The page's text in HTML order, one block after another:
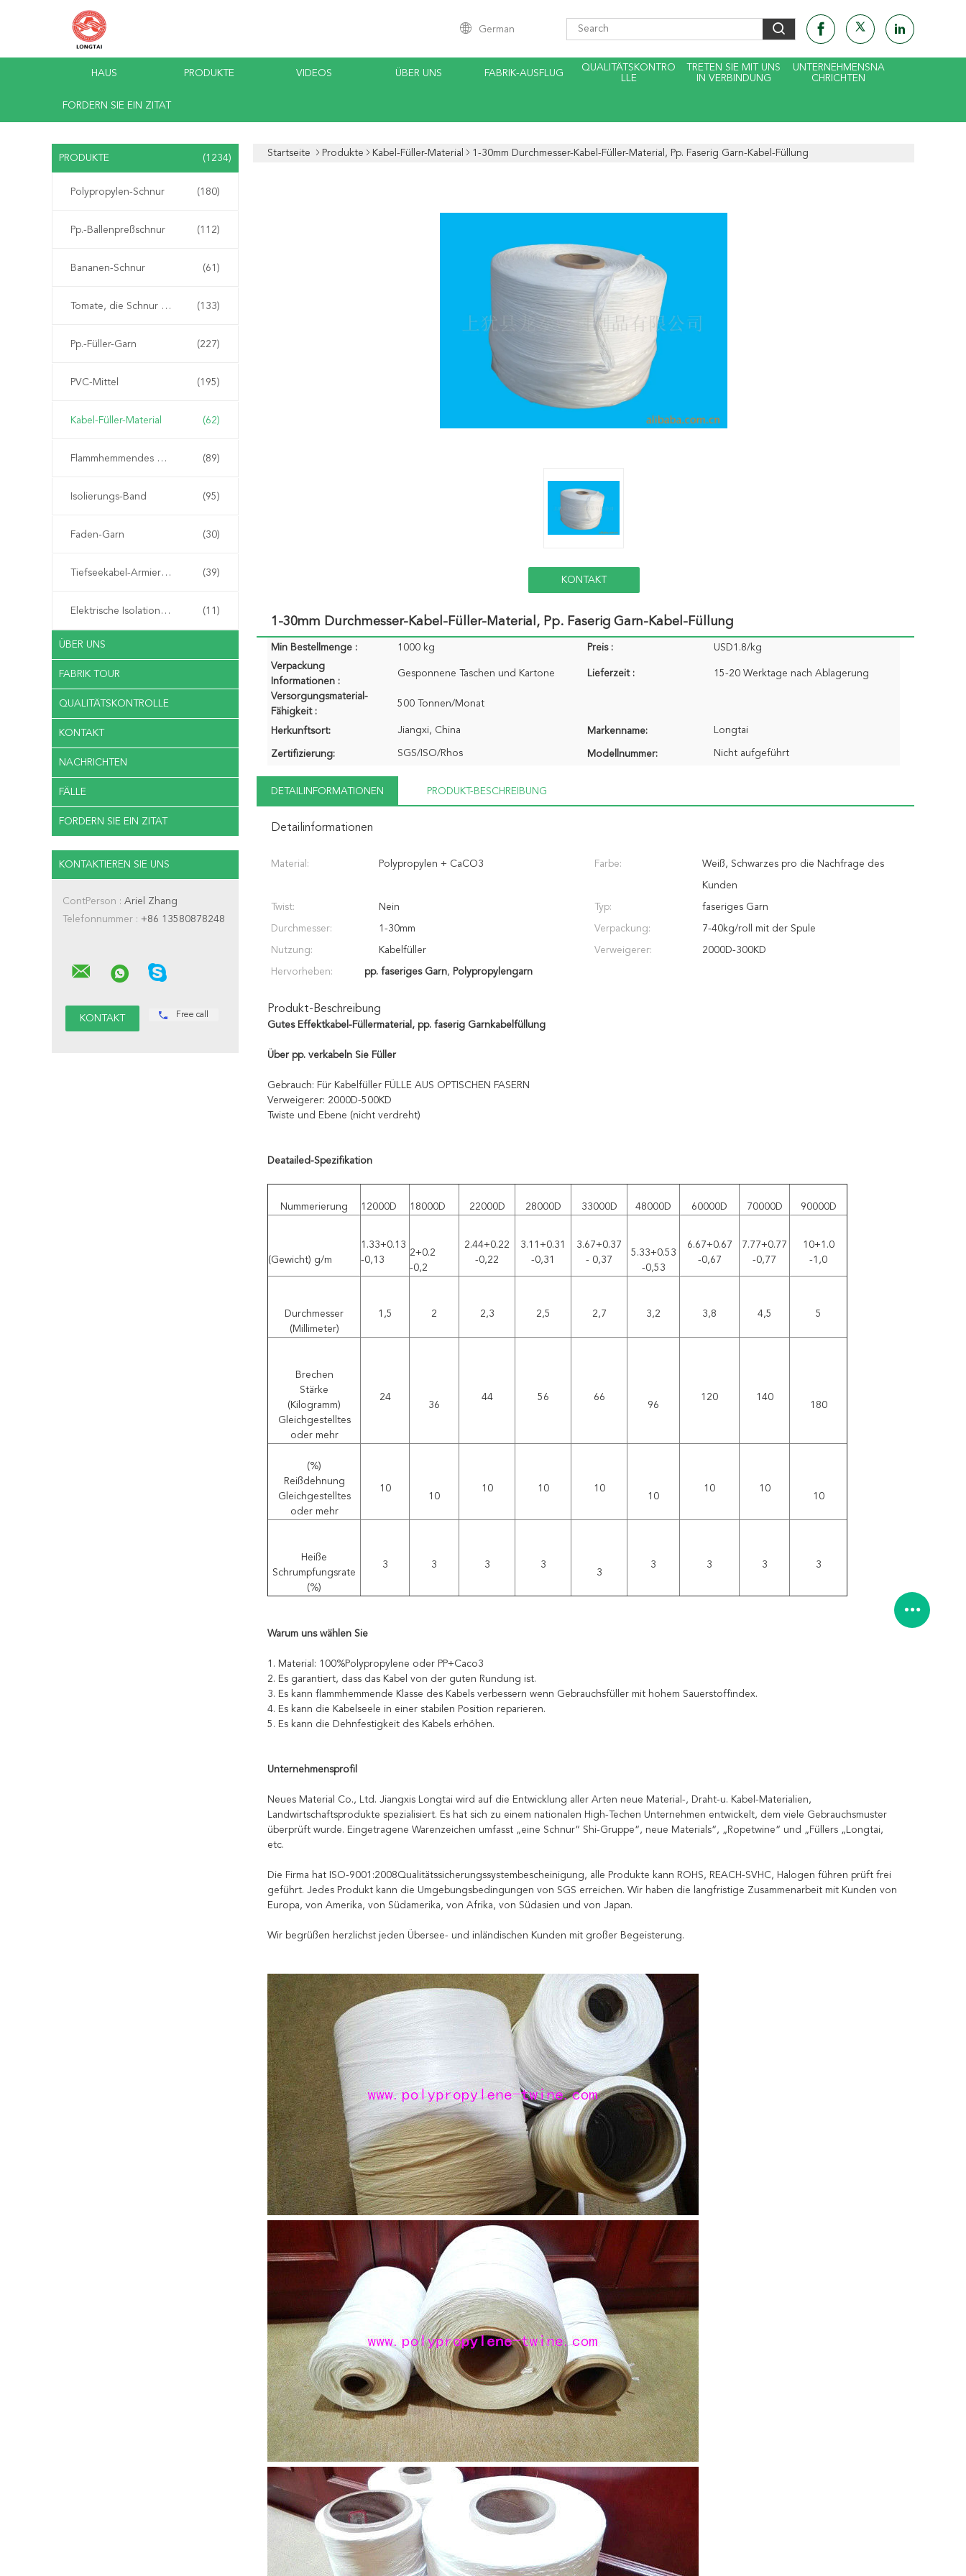
German
HAUS PRODUKTE VIDEOS ÜBER UNS FABRIK-AUSFLUG
QUALITÄTSKONTRO
LLE
TRETEN SIE MIT UNS
IN VERBINDUNG
UNTERNEHMENSNA
CHRICHTEN
FORDERN SIE EIN ZITAT
PRODUKTE (1234)
Polypropylen-Schnur (180)
Pp.-Ballenpreßschnur (112)
Bananen-Schnur (61)
Tomate, die Schnur bindet (133)
Pp.-Füller-Garn (227)
PVC-Mittel (195)
Kabel-Füller-Material (62)
Flammhemmendes Material (89)
Isolierungs-Band (95)
Faden-Garn (30)
Tiefseekabel-Armierungs-Schnur (39)
Elektrische Isolationspapier (11)
ÜBER UNS
FABRIK TOUR
QUALITÄTSKONTROLLE
KONTAKT
NACHRICHTEN
FÄLLE
FORDERN SIE EIN ZITAT
KONTAKTIEREN SIE UNS
ContPerson : Ariel Zhang
Telefonnummer : +86 13580878248
Free call
Startseite Produkte Kabel-Füller-Material 1-30mm Durchmesser-Kabel-Füller-Material, Pp. Faserig Garn-Kabel-Füllung
KONTAKT
1-30mm Durchmesser-Kabel-Füller-Material, Pp. Faserig Garn-Kabel-Füllung
Min Bestellmenge : 1000 kg Preis :
USD1.8/kg
Verpackung
Informationen :
Gesponnene Taschen und Kartone Lieferzeit : 15-20 Werktage nach Ablagerung
Versorgungsmaterial-
Fähigkeit :
500 Tonnen/Monat
Herkunftsort: Jiangxi, China Markenname: Longtai
Zertifizierung: SGS/ISO/Rhos Modellnummer: Nicht aufgeführt
DETAILINFORMATIONEN PRODUKT-BESCHREIBUNG
Detailinformationen
Material: Polypropylen + CaCO3 Farbe: Weiß, Schwarzes pro die Nachfrage des
Kunden
Twist: Nein Typ: faseriges Garn
Durchmesser: 1-30mm Verpackung: 7-40kg/roll mit der Spule
Nutzung: Kabelfüller Verweigerer: 2000D-300KD
Hervorheben: pp. faseriges Garn, Polypropylengarn
Produkt-Beschreibung
Gutes Effektkabel-Füllermaterial, pp. faserig Garnkabelfüllung
Über pp. verkabeln Sie Füller
Gebrauch: Für Kabelfüller FÜLLE AUS OPTISCHEN FASERN
Verweigerer: 2000D-500KD
Twiste und Ebene (nicht verdreht)
Deatailed-Spezifikation
Nummerierung 12000D 18000D 22000D 28000D 33000D 48000D 60000D 70000D 90000D
(Gewicht) g/m
1.33+0.13
-0,13
2+0.2
-0,2
2.44+0.22
-0,22
3.11+0.31
-0,31
3.67+0.37
- 0,37
5.33+0.53
-0,53
6.67+0.67
-0,67
7.77+0.77
-0,77
10+1.0
-1,0
Durchmesser
(Millimeter)
1,5 2 2,3 2,5 2,7 3,2 3,8 4,5 5
Brechen
Stärke
(Kilogramm)
Gleichgestelltes
oder mehr
24
36
44 56 66
96
120 140
180
(%)
Reißdehnung
Gleichgestelltes
oder mehr
10
10
10 10 10
10
10 10
10
Heiße
Schrumpfungsrate
(%)
3 3 3 3
3
3 3 3 3
Warum uns wählen Sie
1. Material: 100%Polypropylene oder PP+Caco3
2. Es garantiert, dass das Kabel von der guten Rundung ist.
3. Es kann flammhemmende Klasse des Kabels verbessern wenn Gebrauchsfüller mit hohem Sauerstoffindex.
4. Es kann die Kabelseele in einer stabilen Position reparieren.
5. Es kann die Dehnfestigkeit des Kabels erhöhen.
Unternehmensprofil
Neues Material Co., Ltd. Jiangxis Longtai wird auf die Entwicklung aller Arten neue Material-, Draht-u. Kabel-Materialien,
Landwirtschaftsprodukte spezialisiert. Es hat sich zu einem nationalen High-Techen Unternehmen entwickelt, dem viele Gebrauchsmuster
überprüft wurde. Eingetragene Warenzeichen umfasst „eine Schnur“ Shi-Gruppe“, neue Materials“, „Ropetwine“ und „Füllers „Longtai,
etc.
Die Firma hat ISO-9001:2008Qualitätssicherungssystembescheinigung, alle Produkte kann ROHS, REACH-SVHC, Halogen führen prüft frei
geführt. Jedes Produkt kann die Umgebungsbedingungen von SGS erreichen. Wir haben die langfristige Zusammenarbeit mit Kunden von
Europa, von Amerika, von Südamerika, von Afrika, von Südasien und von Japan.
Wir begrüßen herzlichst jeden Übersee- und inländischen Kunden mit großer Begeisterung.